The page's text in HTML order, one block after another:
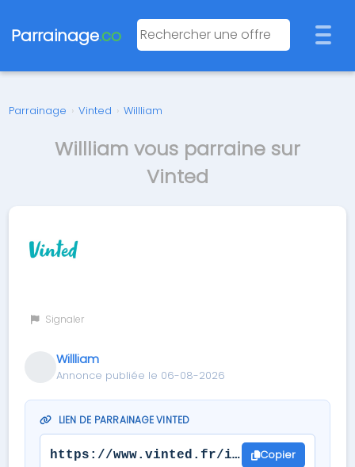
Parrainage.co
Parrainage › Vinted › Willliam
Willliam vous parraine sur
Vinted
Signaler
Willliam
Annonce publiée le 06-08-2026
LIEN DE PARRAINAGE VINTED
https://www.vinted.fr/invite/
Copier